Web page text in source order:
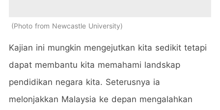
Photo from Newcastle University
Kajian ini mungkin mengejutkan kita sedikit tetapi
dapat membantu kita memahami landskap
pendidikan negara kita. Seterusnya ia
melonjakkan Malaysia ke depan mengalahkan